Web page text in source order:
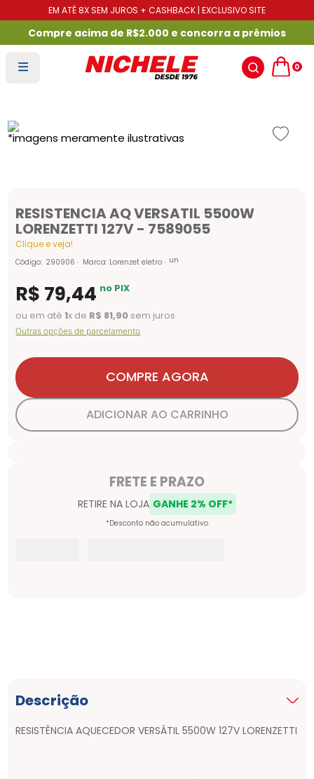
EM ATÉ 8X SEM JUROS + CASHBACK | EXCLUSIVO SITE
Compre acima de R$2.000 e concorra a prêmios
0
RESISTENCIA AQ VERSATIL 5500W
LORENZETTI 127V - 7589055
Clique e veja!
Código: 290906 Marca: Lorenzet eletro un
R$ 79,44 no PIX
ou em até1x de R$ 81,90 sem juros
Outras opções de parcelamento
COMPRE AGORA
ADICIONAR AO CARRINHO
Descrição
RESISTÊNCIA AQUECEDOR VERSÁTIL 5500W 127V LORENZETTI